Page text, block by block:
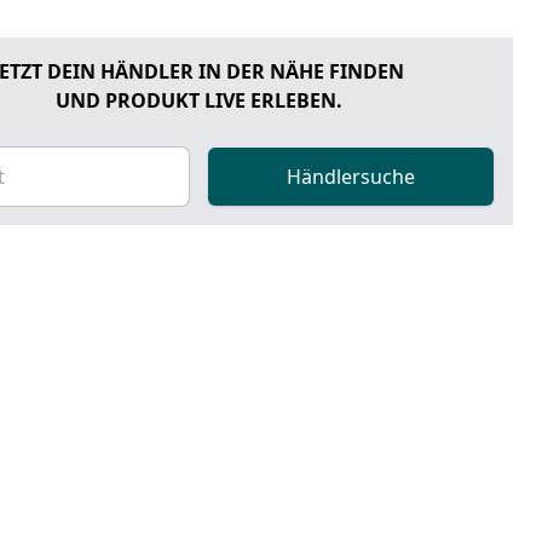
DEIN HÄNDLER IN DER NÄHE FINDEN
UND PRODUKT LIVE ERLEBEN.
Händlersuche